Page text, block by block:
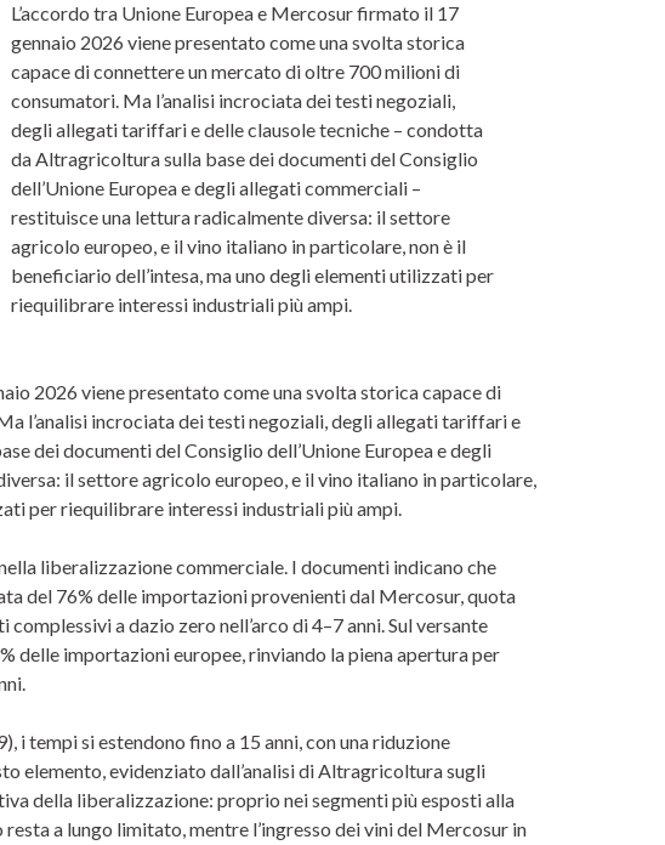
L’accordo tra Unione Europea e Mercosur firmato il 17
gennaio 2026 viene presentato come una svolta storica
capace di connettere un mercato di oltre 700 milioni di
consumatori. Ma l’analisi incrociata dei testi negoziali,
degli allegati tariffari e delle clausole tecniche – condotta
da Altragricoltura sulla base dei documenti del Consiglio
dell’Unione Europea e degli allegati commerciali –
restituisce una lettura radicalmente diversa: il settore
agricolo europeo, e il vino italiano in particolare, non è il
beneficiario dell’intesa, ma uno degli elementi utilizzati per
riequilibrare interessi industriali più ampi.
2026 viene presentato come una svolta storica capace di
l’analisi incrociata dei testi negoziali, degli allegati tariffari e
dei documenti del Consiglio dell’Unione Europea e degli
il settore agricolo europeo, e il vino italiano in particolare,
per riequilibrare interessi industriali più ampi.
liberalizzazione commerciale. I documenti indicano che
del 76% delle importazioni provenienti dal Mercosur, quota
a dazio zero nell’arco di 4–7 anni. Sul versante
importazioni europee, rinviando la piena apertura per
i tempi si estendono fino a 15 anni, con una riduzione
elemento, evidenziato dall’analisi di Altragricoltura sugli
della liberalizzazione: proprio nei segmenti più esposti alla
a lungo limitato, mentre l’ingresso dei vini del Mercosur in